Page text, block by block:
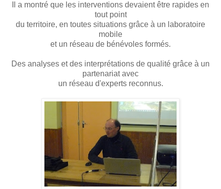
Il a montré que les interventions devaient être rapides en
tout point
du territoire, en toutes situations grâce à un laboratoire
mobile
et un réseau de bénévoles formés.
Des analyses et des interprétations de qualité grâce à un
partenariat avec
un réseau d'experts reconnus.